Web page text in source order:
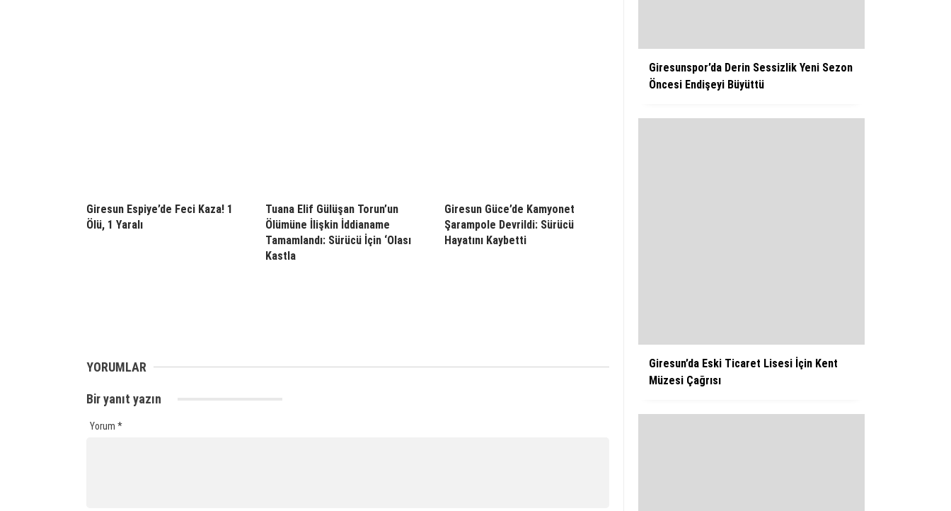
Giresun Espiye’de Feci Kaza! 1
Ölü, 1 Yaralı
Tuana Elif Gülüşan Torun’un
Ölümüne İlişkin İddianame
Tamamlandı: Sürücü İçin ‘Olası
Kastla
Giresun Güce’de Kamyonet
Şarampole Devrildi: Sürücü
Hayatını Kaybetti
YORUMLAR
Bir yanıt yazın
Yorum *
Giresunspor’da Derin Sessizlik Yeni Sezon
Öncesi Endişeyi Büyüttü
Giresun’da Eski Ticaret Lisesi İçin Kent
Müzesi Çağrısı